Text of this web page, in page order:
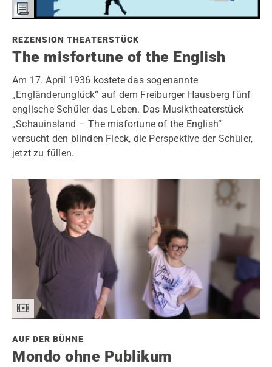
REZENSION THEATERSTÜCK
The misfortune of the English
Am 17. April 1936 kostete das sogenannte
„Engländerunglück“ auf dem Freiburger Hausberg fünf
englische Schüler das Leben. Das Musiktheaterstück
„Schauinsland – The misfortune of the English“
versucht den blinden Fleck, die Perspektive der Schüler,
jetzt zu füllen.
AUF DER BÜHNE
Mondo ohne Publikum